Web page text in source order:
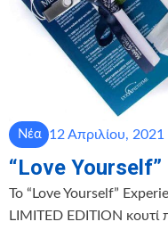
Νέα 12 Απριλίου, 2021
“Love
Το “Love Yourself”
LIMITED EDITION κουτί